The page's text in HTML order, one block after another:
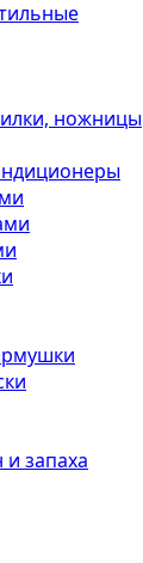
ножницы
и запаха